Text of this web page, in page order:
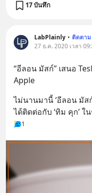
17 บันทึก
LabPlainly • ติดตาม
27 ธ.ค. 2020 เวลา
“อีลอน มัสก์” เสนอ
Apple
ไม่นานมานี้ ‘อีลอน มัสก์
ได้ติดต่อกับ ‘ทิม คุก’ ใ
1